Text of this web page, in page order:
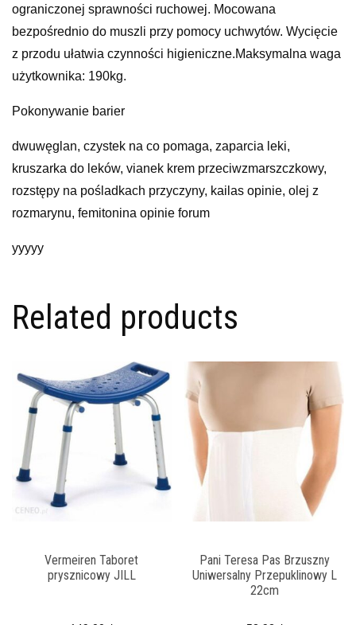
ograniczonej sprawności ruchowej. Mocowana
bezpośrednio do muszli przy pomocy uchwytów. Wycięcie
z przodu ułatwia czynności higieniczne.Maksymalna waga
użytkownika: 190kg.
Pokonywanie barier
dwuwęglan, czystek na co pomaga, zaparcia leki,
kruszarka do leków, vianek krem przeciwzmarszczkowy,
rozstępy na pośladkach przyczyny, kailas opinie, olej z
rozmarynu, femitonina opinie forum
yyyyy
Related products
Vermeiren Taboret
prysznicowy JILL
Pani Teresa Pas Brzuszny
Uniwersalny Przepuklinowy L
22cm